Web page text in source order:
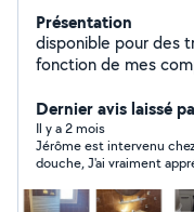
Présentation
disponible pour des
fonction de mes
Nettoyage. Renovation N'hésitez pas car je
L'union donc pas
pouvoir vous aider.
Dernier avis laissé
Il y a 2 mois
Jérôme est intervenu
douche, J'ai vraiment apprécié son travail, technique, soigné,
vivement Jérôme,